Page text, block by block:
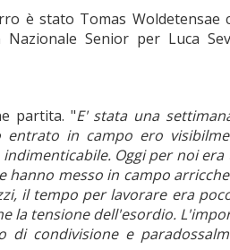
è stato Tomas
Senior per Luca
partita. "E' stata una
entrato in campo ero
Oggi per noi
hanno messo in campo
il tempo per lavorare era
la tensione dell'esordio.
di condivisione e